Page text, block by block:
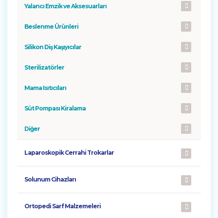
Yalancı Emzik ve Aksesuarları
Beslenme Ürünleri
Silikon Diş Kaşıyıcılar
Sterilizatörler
Mama Isıtıcıları
Süt Pompası Kiralama
Diğer
Laparoskopik Cerrahi Trokarlar
Solunum Cihazları
CPAP Cihazları
AUTO CPAP Cihazları
BiPAP Cihazları
BiPAPST Cihazları
AUTO BiPAP Cihazları
AVAPS Cihazları
ASV Cihazları
Oksimetreler
Maskeler
Taşınabilir Oksijen Konsantratörleri
Manometreler
Ortopedi Sarf Malzemeleri